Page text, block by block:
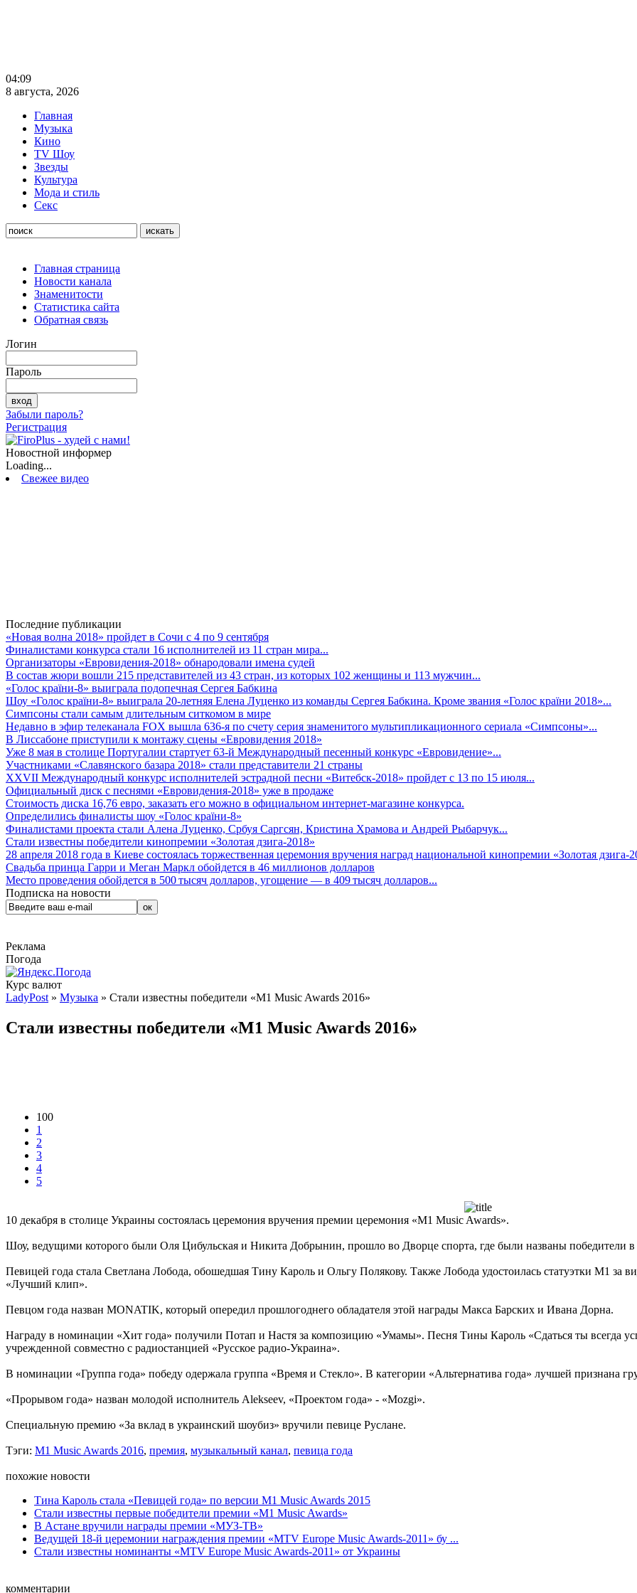
04:09
8 августа, 2026
Главная
Музыка
Кино
TV Шоу
Звезды
Культура
Мода и стиль
Секс
Главная страница
Новости канала
Знаменитости
Статистика сайта
Обратная связь
Логин
Пароль
Забыли пароль?
Регистрация
Новостной информер
Loading...
Свежее видео
Последние публикации
«Новая волна 2018» пройдет в Сочи с 4 по 9 сентября
Финалистами конкурса стали 16 исполнителей из 11 стран мира...
Организаторы «Евровидения-2018» обнародовали имена судей
В состав жюри вошли 215 представителей из 43 стран, из которых 102 женщины и 113 мужчин...
«Голос країни-8» выиграла подопечная Сергея Бабкина
Шоу «Голос країни-8» выиграла 20-летняя Елена Луценко из команды Сергея Бабкина. Кроме звания «Голос країни 2018»...
Симпсоны стали самым длительным ситкомом в мире
Недавно в эфир телеканала FOX вышла 636-я по счету серия знаменитого мультипликационного сериала «Симпсоны»...
В Лиссабоне приступили к монтажу сцены «Евровидения 2018»
Уже 8 мая в столице Португалии стартует 63-й Международный песенный конкурс «Евровидение»...
Участниками «Славянского базара 2018» стали представители 21 страны
XXVII Международный конкурс исполнителей эстрадной песни «Витебск-2018» пройдет с 13 по 15 июля...
Официальный диск с песнями «Евровидения-2018» уже в продаже
Стоимость диска 16,76 евро, заказать его можно в официальном интернет-магазине конкурса.
Определились финалисты шоу «Голос країни-8»
Финалистами проекта стали Алена Луценко, Србуя Саргсян, Кристина Храмова и Андрей Рыбарчук...
Стали известны победители кинопремии «Золотая дзига-2018»
28 апреля 2018 года в Киеве состоялась торжественная церемония вручения наград национальной кинопремии «Золотая дзига-
Свадьба принца Гарри и Меган Маркл обойдется в 46 миллионов долларов
Место проведения обойдется в 500 тысяч долларов, угощение — в 409 тысяч долларов...
Подписка на новости
Реклама
Погода
Курс валют
LadyPost » Музыка » Стали известны победители «M1 Music Awards 2016»
Стали известны победители «M1 Music Awards 2016»
100
1
2
3
4
5
10 декабря в столице Украины состоялась церемония вручения премии церемония «М1 Music Awards».
Шоу, ведущими которого были Оля Цибульская и Никита Добрынин, прошло во Дворце спорта, где были названы победители
Певицей года стала Светлана Лобода, обошедшая Тину Кароль и Ольгу Полякову. Также Лобода удостоилась статуэтки M1
«Лучший клип».
Певцом года назван MONATIK, который опередил прошлогоднего обладателя этой награды Макса Барских и Ивана Дорна.
Награду в номинации «Хит года» получили Потап и Настя за композицию «Умамы». Песня Тины Кароль «Сдаться ты всегда
учрежденной совместно с радиостанцией «Русское радио-Украина».
В номинации «Группа года» победу одержала группа «Время и Стекло». В категории «Альтернатива года» лучшей признана
«Прорывом года» назван молодой исполнитель Alekseev, «Проектом года» - «Mozgi».
Специальную премию «За вклад в украинский шоубиз» вручили певице Руслане.
Тэги: M1 Music Awards 2016, премия, музыкальный канал, певица года
похожие новости
Тина Кароль стала «Певицей года» по версии M1 Music Awards 2015
Стали известны первые победители премии «M1 Music Awards»
В Астане вручили награды премии «МУЗ-ТВ»
Ведущей 18-й церемонии награждения премии «MTV Europe Music Awards-2011» бу ...
Стали известны номинанты «MTV Europe Music Awards-2011» от Украины
комментарии